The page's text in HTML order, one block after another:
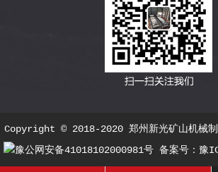
Copyright © 2018-2020 郑州新光矿山机械制
豫公网安备41018102000981号 备案号： 豫